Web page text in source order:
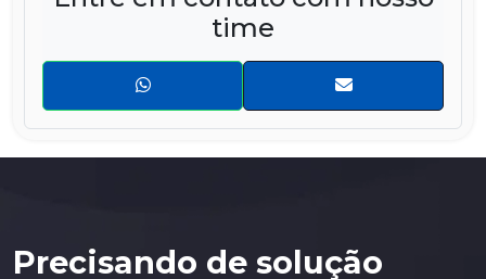
time
Precisando de solução